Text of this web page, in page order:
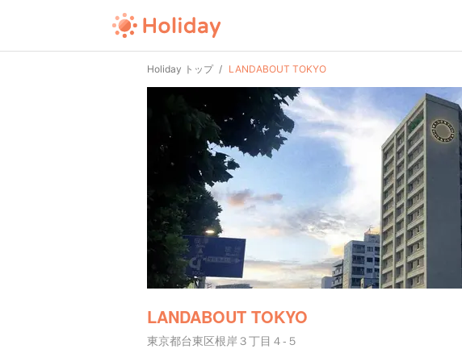
Holiday トップ LANDABOUT TOKYO
LANDABOUT TOKYO
東京都台東区根岸３丁目４-５